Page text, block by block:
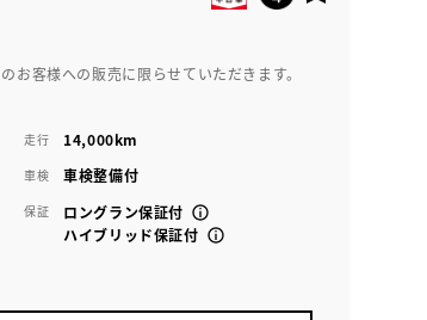
お客様への販売に限らせていただきます。
走行 14,000km
車検 車検整備付
保証
ロングラン保証付
ハイブリッド保証付